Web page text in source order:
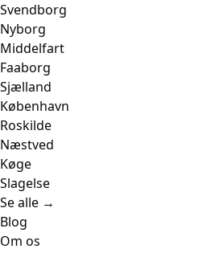
Svendborg
Nyborg
Middelfart
Faaborg
Sjælland
København
Roskilde
Næstved
Køge
Slagelse
Se alle →
Blog
Om os